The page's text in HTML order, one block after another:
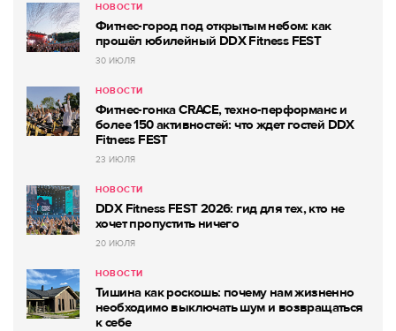
НОВОСТИ
Фитнес-город под открытым небом: как
прошёл юбилейный DDX Fitness FEST
30 ИЮЛЯ
НОВОСТИ
Фитнес-гонка CRACE, техно-перформанс и
более 150 активностей: что ждет гостей DDX
Fitness FEST
23 ИЮЛЯ
НОВОСТИ
DDX Fitness FEST 2026: гид для тех, кто не
хочет пропустить ничего
20 ИЮЛЯ
НОВОСТИ
Тишина как роскошь: почему нам жизненно
необходимо выключать шум и возвращаться
к себе